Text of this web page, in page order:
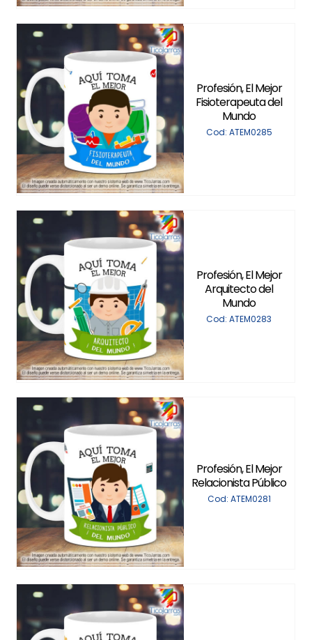
Profesión, El Mejor
Fisioterapeuta del
Mundo
Cod: ATEM0285
Profesión, El Mejor
Arquitecto del
Mundo
Cod: ATEM0283
Profesión, El Mejor
Relacionista Público
Cod: ATEM0281